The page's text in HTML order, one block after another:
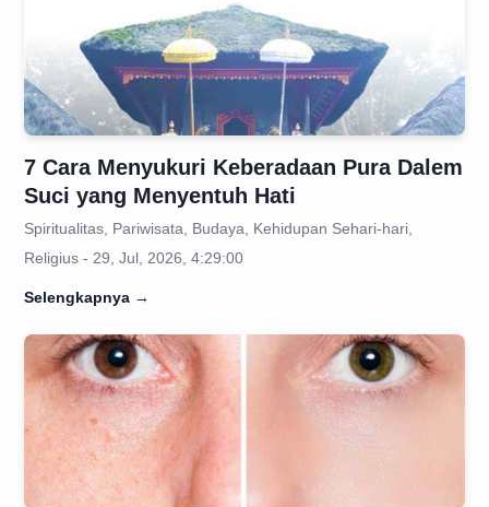
7 Cara Menyukuri Keberadaan Pura Dalem
Suci yang Menyentuh Hati
Spiritualitas, Pariwisata, Budaya, Kehidupan Sehari-hari,
Religius - 29, Jul, 2026, 4:29:00
Selengkapnya →